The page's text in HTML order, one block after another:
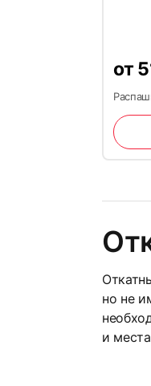
28
31
от
но не
и